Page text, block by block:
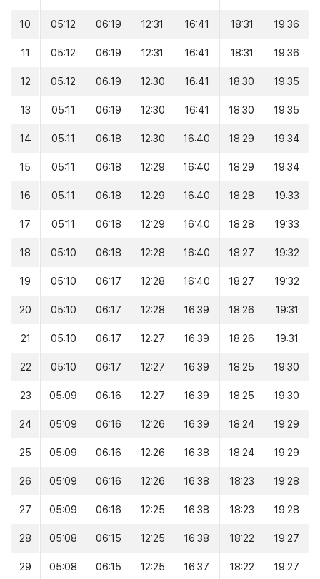
10 05:12 06:19 12:31 16:41 18:31 19:36
11 05:12 06:19 12:31 16:41 18:31 19:36
12 05:12 06:19 12:30 16:41 18:30 19:35
13 05:11 06:19 12:30 16:41 18:30 19:35
14 05:11 06:18 12:30 16:40 18:29 19:34
15 05:11 06:18 12:29 16:40 18:29 19:34
16 05:11 06:18 12:29 16:40 18:28 19:33
17 05:11 06:18 12:29 16:40 18:28 19:33
18 05:10 06:18 12:28 16:40 18:27 19:32
19 05:10 06:17 12:28 16:40 18:27 19:32
20 05:10 06:17 12:28 16:39 18:26 19:31
21 05:10 06:17 12:27 16:39 18:26 19:31
22 05:10 06:17 12:27 16:39 18:25 19:30
23 05:09 06:16 12:27 16:39 18:25 19:30
24 05:09 06:16 12:26 16:39 18:24 19:29
25 05:09 06:16 12:26 16:38 18:24 19:29
26 05:09 06:16 12:26 16:38 18:23 19:28
27 05:09 06:16 12:25 16:38 18:23 19:28
28 05:08 06:15 12:25 16:38 18:22 19:27
29 05:08 06:15 12:25 16:37 18:22 19:27